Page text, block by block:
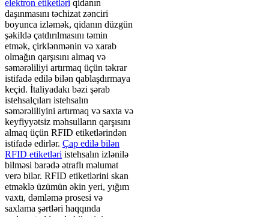
elektron etiketləri qidanın
daşınmasını təchizat zənciri
boyunca izləmək, qidanın düzgün
şəkildə çatdırılmasını təmin
etmək, çirklənmənin və xarab
olmağın qarşısını almaq və
səmərəliliyi artırmaq üçün təkrar
istifadə edilə bilən qablaşdırmaya
keçid. İtaliyadakı bəzi şərab
istehsalçıları istehsalın
səmərəliliyini artırmaq və saxta və
keyfiyyətsiz məhsulların qarşısını
almaq üçün RFID etiketlərindən
istifadə edirlər. Çap edilə bilən
RFID etiketləri istehsalın izlənilə
bilməsi barədə ətraflı məlumat
verə bilər. RFID etiketlərini skan
etməklə üzümün əkin yeri, yığım
vaxtı, dəmləmə prosesi və
saxlama şərtləri haqqında